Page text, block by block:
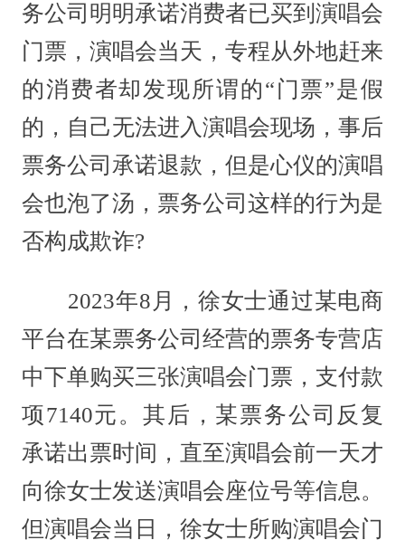
务公司明明承诺消费者已买到演唱会
门票，演唱会当天，专程从外地赶来
的消费者却发现所谓的“门票”是假
的，自己无法进入演唱会现场，事后
票务公司承诺退款，但是心仪的演唱
会也泡了汤，票务公司这样的行为是
否构成欺诈?
2023年8月，徐女士通过某电商
平台在某票务公司经营的票务专营店
中下单购买三张演唱会门票，支付款
项7140元。其后，某票务公司反复
承诺出票时间，直至演唱会前一天才
向徐女士发送演唱会座位号等信息。
但演唱会当日，徐女士所购演唱会门